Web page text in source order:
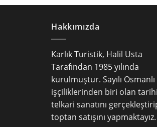
Hakkımızda
Karlık Turistik, Halil Usta
Tarafından 1985 yılında
kurulmuştur. Sayılı Osmanlı
işçiliklerinden biri olan
telkari sanatını
toptan satışını yapmaktayız.